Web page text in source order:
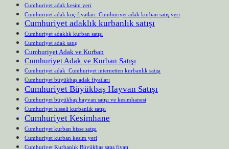
Cumhuriyet adak kesim yeri
Cumhuriyet adak koç fiyatları Cumhuriyet adak kurban satış yeri
Cumhuriyet adaklık kurbanlık satışı
Cumhuriyet adaklık kurban satışı
Cumhuriyet adak satış
Cumhuriyet Adak ve Kurban
Cumhuriyet Adak ve Kurban Satışı
Cumhuriyet adak Cumhuriyet internetten kurbanlık satışı
Cumhuriyet büyükbaş adak fiyatları
Cumhuriyet Büyükbaş Hayvan Satışı
Cumhuriyet büyükbaş hayvan satışı ve kesimhanesi
Cumhuriyet hisseli kurbanlık satışı
Cumhuriyet Kesimhane
Cumhuriyet kurban hisse satışı
Cumhuriyet kurban kesim yeri
Cumhuriyet Kurbanlık Büyükbaş satış fiyatı